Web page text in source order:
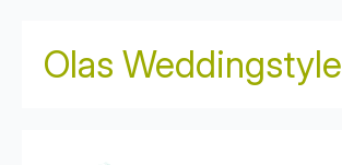
Olas Weddingstyle